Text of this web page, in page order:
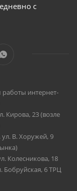
с
интернет-
Кирова, 23 (возле
ул. В. Хоружей, 9
Колесникова, 18
Бобруйская, 6 ТРЦ